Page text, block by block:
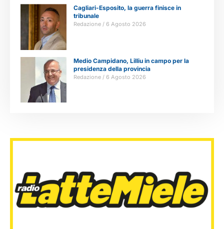
Cagliari-Esposito, la guerra finisce in
tribunale
Redazione 6 Agosto 2026
Medio Campidano, Lilliu in campo per la
presidenza della provincia
Redazione 6 Agosto 2026